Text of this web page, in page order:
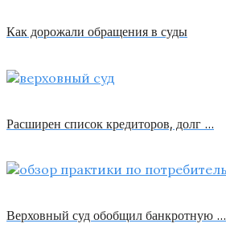
Как дорожали обращения в суды
Расширен список кредиторов, долг …
Верховный суд обобщил банкротную …